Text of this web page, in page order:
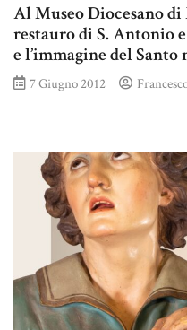
Al Museo Diocesano
restauro di S. Antonio
e l’immagine del Santo
7 Giugno 2012